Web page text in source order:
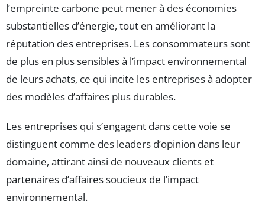
l’empreinte carbone peut mener à des économies
substantielles d’énergie, tout en améliorant la
réputation des entreprises. Les consommateurs sont
de plus en plus sensibles à l’impact environnemental
de leurs achats, ce qui incite les entreprises à adopter
des modèles d’affaires plus durables.
Les entreprises qui s’engagent dans cette voie se
distinguent comme des leaders d’opinion dans leur
domaine, attirant ainsi de nouveaux clients et
partenaires d’affaires soucieux de l’impact
environnemental.